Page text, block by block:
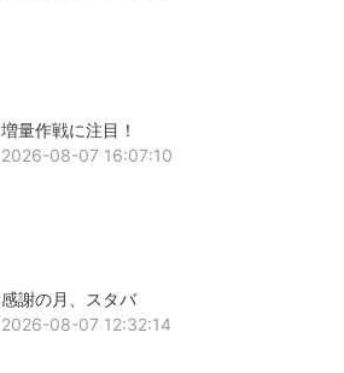
増量作戦に注目！
2026-08-07 16:07:10
感謝の月、スタバ
2026-08-07 12:32:14